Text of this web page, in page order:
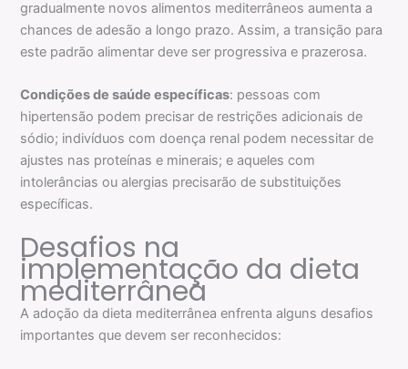
gradualmente novos alimentos mediterrâneos aumenta a
chances de adesão a longo prazo. Assim, a transição para
este padrão alimentar deve ser progressiva e prazerosa.
Condições de saúde específicas: pessoas com
hipertensão podem precisar de restrições adicionais de
sódio; indivíduos com doença renal podem necessitar de
ajustes nas proteínas e minerais; e aqueles com
intolerâncias ou alergias precisarão de substituições
específicas.
Desafios na
implementação da dieta
mediterrânea
A adoção da dieta mediterrânea enfrenta alguns desafios
importantes que devem ser reconhecidos: